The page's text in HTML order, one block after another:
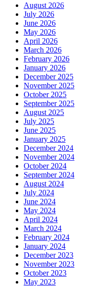
August 2026
July 2026
June 2026
May 2026
April 2026
March 2026
February 2026
January 2026
December 2025
November 2025
October 2025
September 2025
August 2025
July 2025
June 2025
January 2025
December 2024
November 2024
October 2024
September 2024
August 2024
July 2024
June 2024
May 2024
April 2024
March 2024
February 2024
January 2024
December 2023
November 2023
October 2023
May 2023